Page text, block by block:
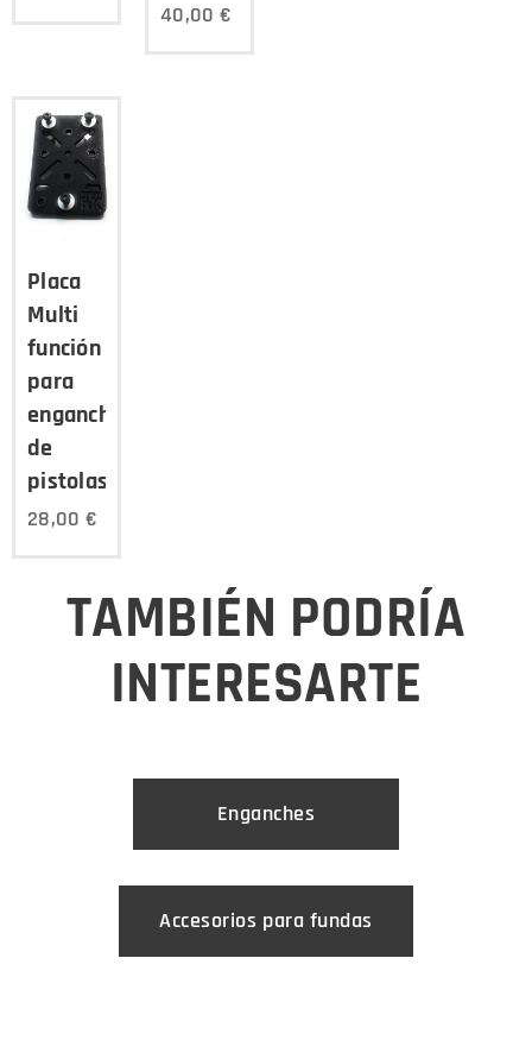
40,00 €
Placa
Multi
función
para
enganche
de
pistolas
28,00 €
TAMBIÉN PODRÍA
INTERESARTE
Enganches
Accesorios para fundas